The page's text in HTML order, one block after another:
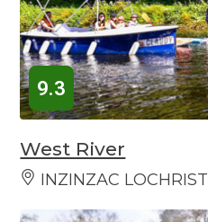
9.3
West River
INZINZAC LOCHRIST